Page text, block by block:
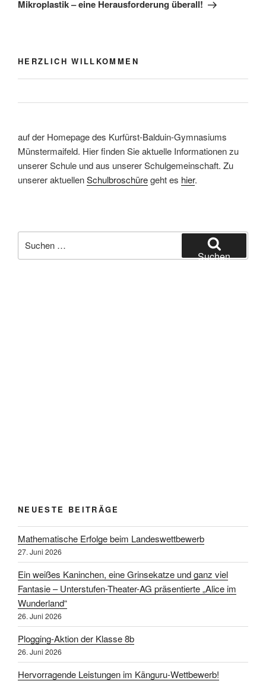
Mikroplastik – eine Herausforderung überall!
HERZLICH WILLKOMMEN
auf der Homepage des Kurfürst-Balduin-Gymnasiums
Münstermaifeld. Hier finden Sie aktuelle Informationen zu
unserer Schule und aus unserer Schulgemeinschaft. Zu
unserer aktuellenSchulbroschüregeht es hier.
nach:
Suchen
NEUESTE BEITRÄGE
Mathematische Erfolge beim Landeswettbewerb
27. Juni 2026
Ein weißes Kaninchen, eine Grinsekatze und ganz viel
Fantasie – Unterstufen-Theater-AG präsentierte „Alice im
Wunderland“
26. Juni 2026
Plogging-Aktion der Klasse 8b
26. Juni 2026
Hervorragende Leistungen im Känguru-Wettbewerb!